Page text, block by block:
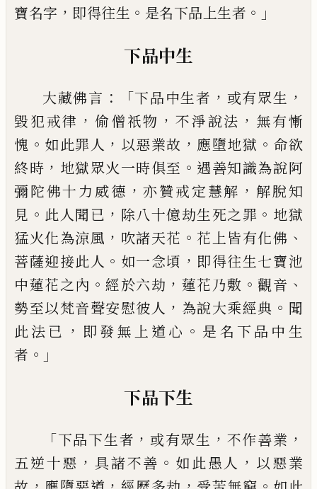
寶名字 ， 即得往生 。 是名下品上生者 。」
下品中生
大藏佛言 ：「下品中生者 ， 或有眾生 ，
毀犯戒律 ， 偷僧祇物 ， 不淨說法 ， 無有慚
愧 。 如此罪人 ， 以惡業故 ， 應墮地獄 。 命欲
終時 ， 地獄眾火一時俱至 。 遇善知識為說阿
彌陀佛十力威德 ，亦贊戒定慧解 ， 解脫知
見 。 此人聞已 ， 除八十億劫生死之罪 。 地獄
猛火化為涼風 ， 吹諸天花 。 花上皆有化佛 、
菩薩迎接此人 。 如一念頃 ， 即得往生七寶池
中蓮花之內 。 經於六劫 ， 蓮花乃敷 。觀音 、
勢至以梵音聲安慰彼人 ， 為說大乘經典 。 聞
此法已 ， 即發無上 道心 。 是名下品中生
者 。」
下品下生
「下品下生者 ， 或有眾生 ， 不作善業 ，
五逆十惡 ， 具諸不善 。 如此愚人 ， 以惡業